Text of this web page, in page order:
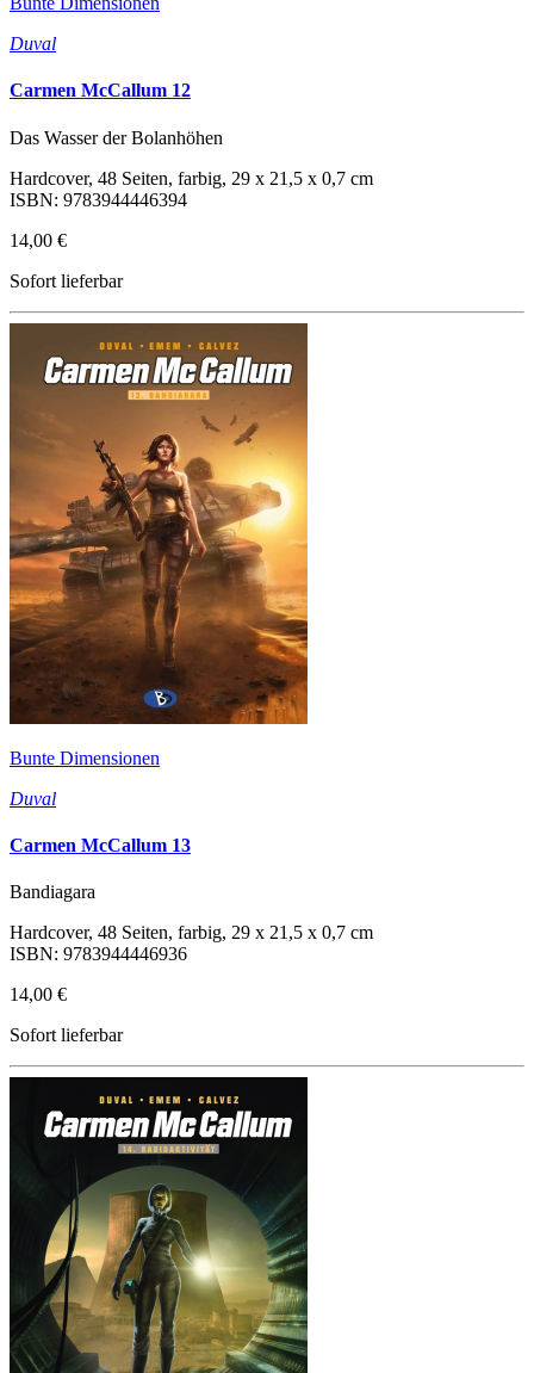
Duval
Carmen McCallum 12
Das Wasser der Bolanhöhen
Hardcover, 48 Seiten, farbig, 29 x 21,5 x 0,7 cm
ISBN: 9783944446394
14,00 €
Sofort lieferbar
Bunte Dimensionen
Duval
Carmen McCallum 13
Bandiagara
Hardcover, 48 Seiten, farbig, 29 x 21,5 x 0,7 cm
ISBN: 9783944446936
14,00 €
Sofort lieferbar